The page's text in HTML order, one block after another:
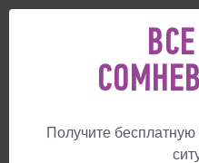
СУРРОГАТНОЕ МАТЕРИНСТВО
Получите